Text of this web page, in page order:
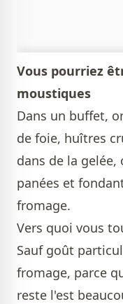
Vous pourriez
moustiques
Dans un buffet,
de foie, huîtres
dans de la
panées et
fromage.
Vers quoi vous
Sauf goût
fromage, parce
reste l'est